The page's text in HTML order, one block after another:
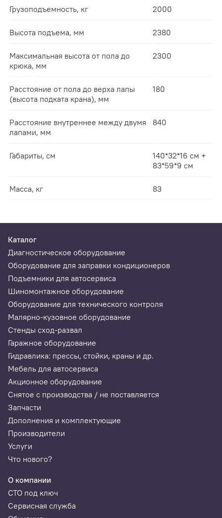
Грузоподъемность, кг 2000
Высота подъема, мм 2380
Максимальная высота от пола до
крюка, мм
2300
Расстояние от пола до верха лапы
(высота подката крана), мм
180
Расстояние внутреннее между двумя
лапами, мм
840
Габариты, см
140*32*16 см +
83*59*9 см
Масса, кг 83
Каталог
Диагностическое оборудование
Оборудование для заправки кондиционеров
Подъемники для автосервиса
Шиномонтажное оборудование
Оборудование для технического контроля
Малярно-кузовное оборудование
Стенды сход-развал
Гаражное оборудование
Гидравлика: прессы, стойки, краны и др.
Мебель для автосервиса
Акционное оборудование
Снятое с производства / не поставляется
Запчасти
Дополнения и комплектующие
Производители
Услуги
Что нового?
О компании
СТО под ключ
Сервисная служба